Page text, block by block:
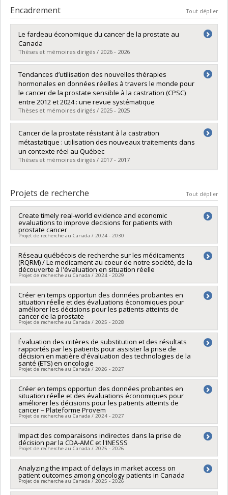
Encadrement Tout déplier
Le fardeau économique du cancer de la prostate au
Canada
Thèses et mémoires dirigés / 2026 - 2026
Diplômé(e) :Morin, Félix
Cycle :Maîtrise
Diplôme obtenu :M. Sc.
Lien vers le document dans Papyrus
Tendances d’utilisation des nouvelles thérapies
hormonales en données réelles à travers le monde pour
le cancer de la prostate sensible à la castration (CPSC)
entre 2012 et 2024 : une revue systématique
Thèses et mémoires dirigés / 2025 - 2025
Diplômé(e) :Bougchiche, Meïssa
Cycle :Maîtrise
Diplôme obtenu : M. Sc.
Lien vers le document dans Papyrus
Cancer de la prostate résistant à la castration
métastatique : utilisation des nouveaux traitements dans
un contexte réel au Québec
Thèses et mémoires dirigés / 2017 - 2017
Cycle : Maîtrise
Diplôme obtenu :M. Sc.
Lien vers le document dans Papyrus
Projets de recherche Tout déplier
Create timely real-world evidence and economic
evaluations to improve decisions for patients with
prostate cancer
Projet de recherche au Canada / 2024 - 2030
Chercheur principal : Alice Dragomir
Co-chercheurs : Mireille Schnitzer,Armen G Aprikian,
Mohammad Tamin Niazi,Lori Wood
Sources de financement :IRSC/Instituts de recherche en
santé du Canada
Programmes de subvention :PVXXXXXX-(PJT) Subvention
Projet
Réseau québécois de recherche sur les médicaments
(RQRM) / Le medicament au coeur de notre société, de la
découverte à l'évaluation en situation réelle
Projet de recherche au Canada / 2024 - 2029
Chercheur principal : Alice Dragomir
Co-chercheurs :Denis deBlois,Sylvie Perreault, Marc Servant
,Grégoire Leclair,Davide Brambilla,Pierre-Marie David
Amélie Marsot,Jean Nikiema ,Simon Bacon
,Denis Talbot,Sophie Lauzier,Donald Poirier,Sébastien
Fortin,Marc-André Gauthier,Jacinthe Leclerc
Sources de financement :FRQS/Fonds de recherche du
Québec - Santé (FRSQ)
Programmes de subvention : PVXXXXXX-Réseaux
thématiques de recherche
Créer en temps opportun des données probantes en
situation réelle et des évaluations économiques pour
améliorer les décisions pour les patients atteints de
cancer de la prostate
Projet de recherche au Canada / 2025 - 2028
Chercheur principal :Alice Dragomir
Sources de financement :FRQS/Fonds de recherche du
Québec - Santé (FRSQ)
Programmes de subvention : PVXXXXXX-Bourse de
chercheur-boursier : Senior
Évaluation des critères de substitution et des résultats
rapportés par les patients pour assister la prise de
décision en matière d'évaluation des technologies de la
santé (ETS) en oncologie
Projet de recherche au Canada / 2026 - 2027
Chercheur principal : Alice Dragomir
Sources de financement :MITACS Inc.
Programmes de subvention : PVXXXXXX-Stage Accélération
Québec - MITACS
Créer en temps opportun des données probantes en
situation réelle et des évaluations économiques pour
améliorer les décisions pour les patients atteints de
cancer – Plateforme Provem
Projet de recherche au Canada / 2024 - 2027
Chercheur principal :Alice Dragomir
Co-chercheurs :Mireille Schnitzer,Aude Motulsky
Nikiema
Québec - Santé (FRSQ)
Programmes de subvention :
Impact des comparaisons indirectes dans la prise de
décision par la CDA-AMC et l'INESSS
Projet de recherche au Canada / 2025 - 2026
Chercheur principal :Alice Dragomir
Sources de financement :MITACS Inc.
Programmes de subvention :
Analyzing the impact of delays in market access on
patient outcomes among oncology patients in Canada
Projet de recherche au Canada / 2025 - 2026